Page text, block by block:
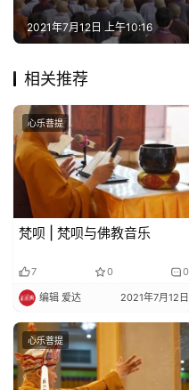
菩
提
专
题
公
益
慈
善
佛
教
人
物
寺
2021年7月12日 上午10:16
相关推荐
心乐菩提
梵呗 | 梵呗与佛教音乐
7 0 0
编辑 爱达 2021年7月12日
心乐菩提